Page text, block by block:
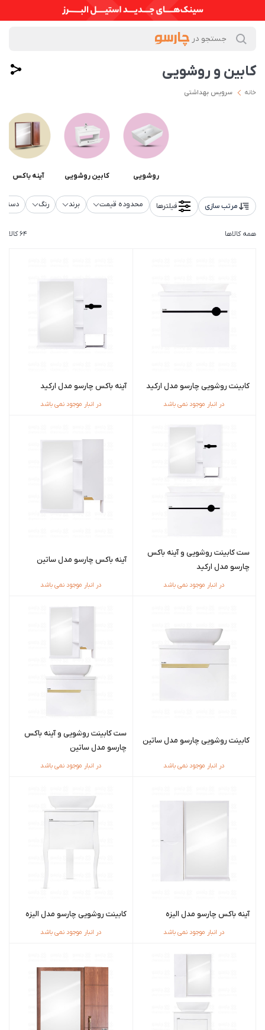
کابین و روشویی
خانه سرویس بهداشتی
روشویی کابین روشویی آینه باکس
64 کالا همه کالاها
مرتب سازی فیلترها محدوده قیمت برند رنگ
کابینت روشویی چارسو مدل ارکید
در انبار موجود نمی باشد
آینه باکس چارسو مدل ارکید
در انبار موجود نمی باشد
ست کابینت روشویی و آینه باکس
چارسو مدل ارکید
در انبار موجود نمی باشد
آینه باکس چارسو مدل ساتین
در انبار موجود نمی باشد
کابینت روشویی چارسو مدل ساتین
در انبار موجود نمی باشد
ست کابینت روشویی و آینه باکس
چارسو مدل ساتین
در انبار موجود نمی باشد
آینه باکس چارسو مدل الیزه
در انبار موجود نمی باشد
کابینت روشویی چارسو مدل الیزه
در انبار موجود نمی باشد